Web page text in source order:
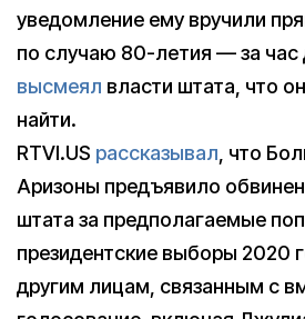
уведомление ему вручили
по случаю 80-летия — за час
высмеял власти штата, что
найти.
RTVI.US рассказывал, что
Аризоны предъявило
штата за предполагаемые
президентские выборы 2020
другим лицам, связанным с